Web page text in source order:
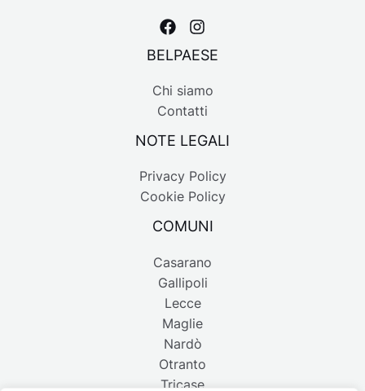
BELPAESE
Chi siamo
Contatti
NOTE LEGALI
Privacy Policy
Cookie Policy
COMUNI
Casarano
Gallipoli
Lecce
Maglie
Nardò
Otranto
Tricase